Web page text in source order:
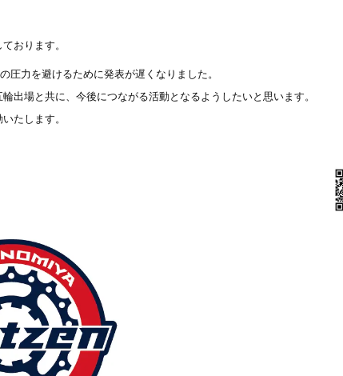
おります。
圧力を避けるために発表が遅くなりました。
出場と共に、今後につながる活動となるようしたいと思います。
たします。